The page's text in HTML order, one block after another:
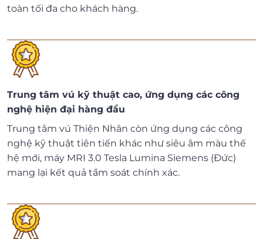
toàn tối đa cho khách hàng.
Trung tâm vú kỹ thuật cao, ứng dụng các công
nghệ hiện đại hàng đầu
Trung tâm vú Thiện Nhân còn ứng dụng các công
nghệ kỹ thuật tiên tiến khác như siêu âm màu thế
hệ mới, máy MRI 3.0 Tesla Lumina Siemens (Đức)
mang lại kết quả tầm soát chính xác.